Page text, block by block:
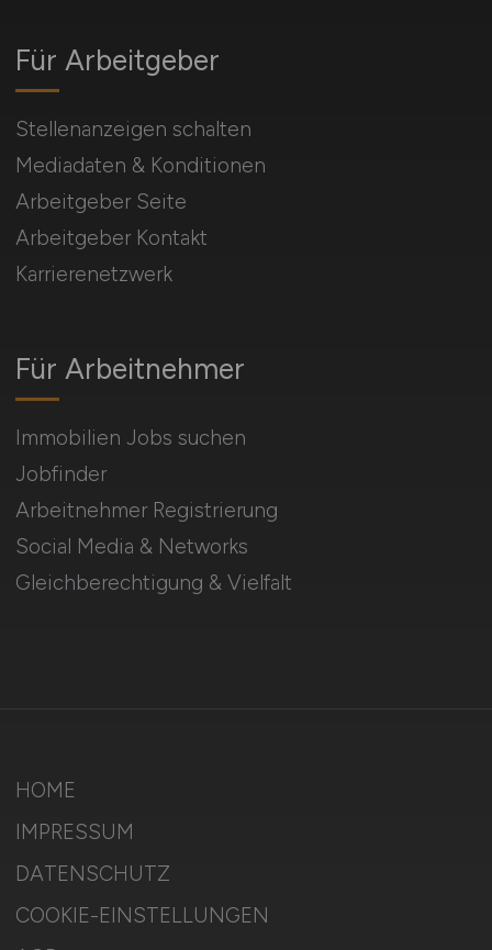
Für Arbeitnehmer
Immobilien Jobs suchen
Jobfinder
Arbeitnehmer Registrierung
Social Media & Networks
Gleichberechtigung & Vielfalt
Für Arbeitgeber
Stellenanzeigen schalten
Mediadaten & Konditionen
Arbeitgeber Seite
Arbeitgeber Kontakt
Karrierenetzwerk
HOME
IMPRESSUM
DATENSCHUTZ
COOKIE-EINSTELLUNGEN